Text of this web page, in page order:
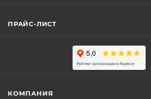
ПРАЙС-ЛИСТ
КОМПАНИЯ